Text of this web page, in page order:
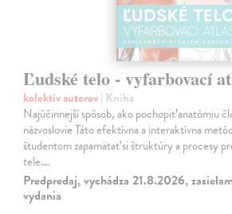
Ľudské telo - vyfarbovací
kolektív autorov| Kniha
Najúčinnejší spôsob, ako pochopiť anatómiu
názvoslovie Táto efektívna a interaktívna
študentom zapamätať si štruktúry a procesy
tele.…
Predpredaj, vychádza 21.8.2026,
vydania